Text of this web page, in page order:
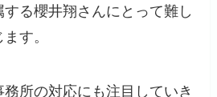
る櫻井翔さんにとって難し
す。
所の対応にも注目していき